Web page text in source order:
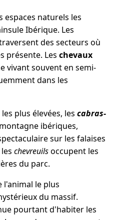
espaces naturels les
Ibérique. Les
des secteurs où
présente. Les chevaux
vivant souvent en semi-
dans les
plus élevées, les cabras-
ibériques,
sur les falaises
chevreuilsoccupent les
du parc.
l'animal le plus
du massif.
pourtant d'habiter les